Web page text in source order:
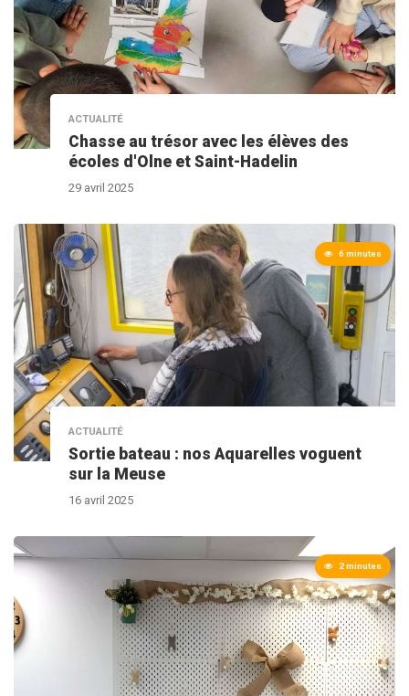
ACTUALITÉ
Chasse au trésor avec les élèves des
écoles d'Olne et Saint-Hadelin
29 avril 2025
6 minutes
ACTUALITÉ
Sortie bateau : nos Aquarelles voguent
sur la Meuse
16 avril 2025
2 minutes